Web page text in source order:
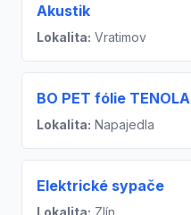
Akustik
Lokalita: Vratimov
BO PET fólie
Lokalita: Napajedla
Elektrické sypače
Lokalita: Zlín